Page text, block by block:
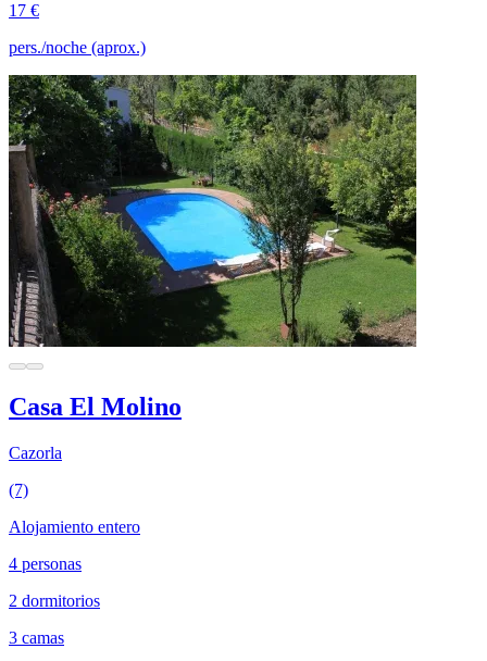
17 €
pers./noche (aprox.)
Casa El Molino
Cazorla
(7)
Alojamiento entero
4 personas
2 dormitorios
3 camas